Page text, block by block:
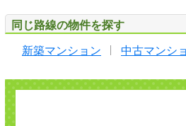
同じ路線の物件を探す
新築マンション 中古マンシ